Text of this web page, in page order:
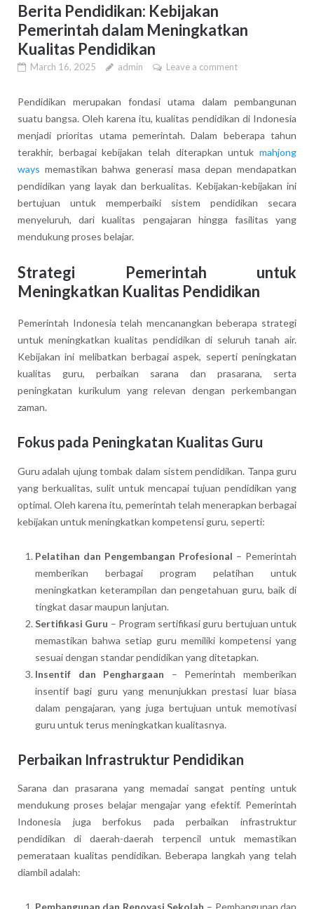
Berita Pendidikan: Kebijakan
Pemerintah dalam Meningkatkan
Kualitas Pendidikan
March 16, 2025 admin Leave a comment
Pendidikan merupakan fondasi utama dalam pembangunan
suatu bangsa. Oleh karena itu, kualitas pendidikan di Indonesia
menjadi prioritas utama pemerintah. Dalam beberapa tahun
terakhir, berbagai kebijakan telah diterapkan untukmahjong
ways memastikan bahwa generasi masa depan mendapatkan
pendidikan yang layak dan berkualitas. Kebijakan-kebijakan ini
bertujuan untuk memperbaiki sistem pendidikan secara
menyeluruh, dari kualitas pengajaran hingga fasilitas yang
mendukung proses belajar.
Strategi Pemerintah untuk
Meningkatkan Kualitas Pendidikan
Pemerintah Indonesia telah mencanangkan beberapa strategi
untuk meningkatkan kualitas pendidikan di seluruh tanah air.
Kebijakan ini melibatkan berbagai aspek, seperti peningkatan
kualitas guru, perbaikan sarana dan prasarana, serta
peningkatan kurikulum yang relevan dengan perkembangan
zaman.
Fokus pada Peningkatan Kualitas Guru
Guru adalah ujung tombak dalam sistem pendidikan. Tanpa guru
yang berkualitas, sulit untuk mencapai tujuan pendidikan yang
optimal. Oleh karena itu, pemerintah telah menerapkan berbagai
kebijakan untuk meningkatkan kompetensi guru, seperti:
Pelatihan dan Pengembangan Profesional – Pemerintah
memberikan berbagai program pelatihan untuk
meningkatkan keterampilan dan pengetahuan guru, baik di
tingkat dasar maupun lanjutan.
Sertifikasi Guru – Program sertifikasi guru bertujuan untuk
memastikan bahwa setiap guru memiliki kompetensi yang
sesuai dengan standar pendidikan yang ditetapkan.
Insentif dan Penghargaan – Pemerintah memberikan
insentif bagi guru yang menunjukkan prestasi luar biasa
dalam pengajaran, yang juga bertujuan untuk memotivasi
guru untuk terus meningkatkan kualitasnya.
Perbaikan Infrastruktur Pendidikan
Sarana dan prasarana yang memadai sangat penting untuk
mendukung proses belajar mengajar yang efektif. Pemerintah
Indonesia juga berfokus pada perbaikan infrastruktur
pendidikan di daerah-daerah terpencil untuk memastikan
pemerataan kualitas pendidikan. Beberapa langkah yang telah
diambil adalah: